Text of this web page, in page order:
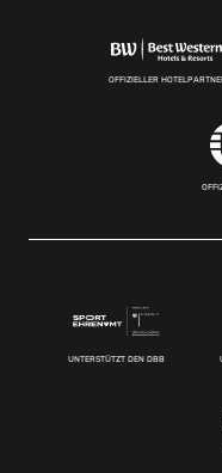
OFFIZIELLER
UNTERSTÜTZT DEN DBB